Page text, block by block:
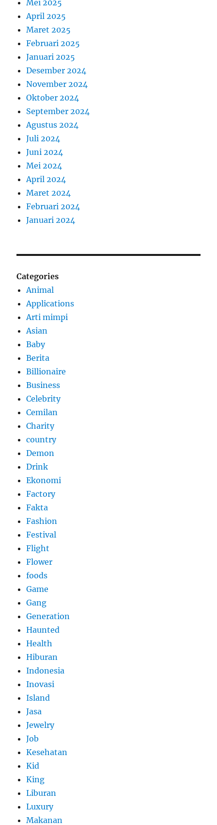
Mei 2025
April 2025
Maret 2025
Februari 2025
Januari 2025
Desember 2024
November 2024
Oktober 2024
September 2024
Agustus 2024
Juli 2024
Juni 2024
Mei 2024
April 2024
Maret 2024
Februari 2024
Januari 2024
Categories
Animal
Applications
Arti mimpi
Asian
Baby
Berita
Billionaire
Business
Celebrity
Cemilan
Charity
country
Demon
Drink
Ekonomi
Factory
Fakta
Fashion
Festival
Flight
Flower
foods
Game
Gang
Generation
Haunted
Health
Hiburan
Indonesia
Inovasi
Island
Jasa
Jewelry
Job
Kesehatan
Kid
King
Liburan
Luxury
Makanan